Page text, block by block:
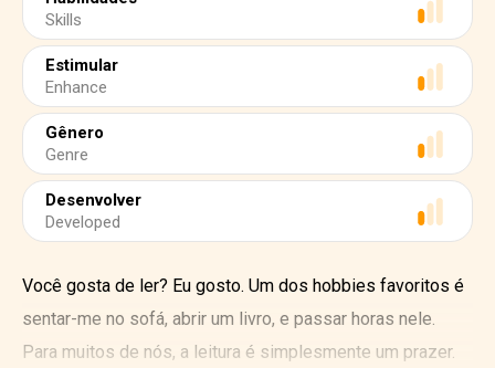
Skills
Estimular
Enhance
Gênero
Genre
Desenvolver
Developed
Você gosta de ler? Eu gosto. Um dos hobbies favoritos é
sentar-me no sofá, abrir um livro, e passar horas nele.
Para muitos de nós, a leitura é simplesmente um prazer.